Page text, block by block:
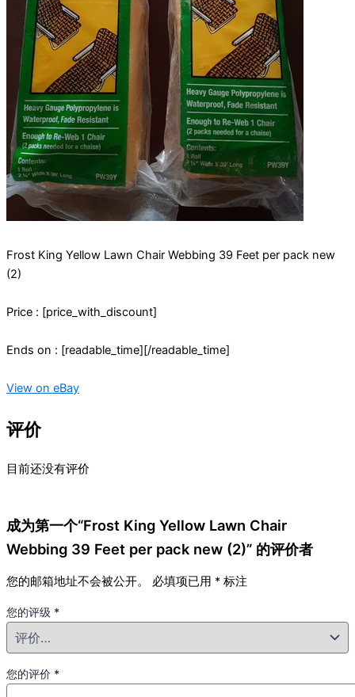
Frost King Yellow Lawn Chair Webbing 39 Feet per pack new
(2)
Price : [price_with_discount]
Ends on : [readable_time][/readable_time]
View on eBay
评价
目前还没有评价
成为第一个“Frost King Yellow Lawn Chair
Webbing 39 Feet per pack new (2)” 的评价者
您的邮箱地址不会被公开。 必填项已用 * 标注
您的评级 *
您的评价 *